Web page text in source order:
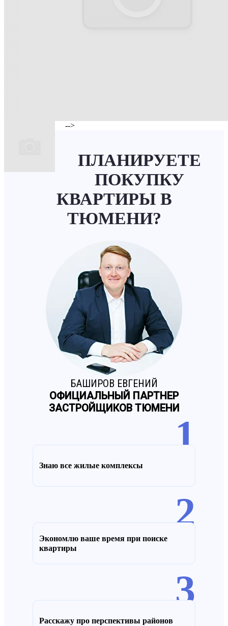
-->
ПЛАНИРУЕТЕ
ПОКУПКУ
КВАРТИРЫ В
ТЮМЕНИ?
1
Знаю все жилые комплексы
2
Экономлю ваше время при поиске
квартиры
3
Расскажу про перспективы районов
БАШИРОВ ЕВГЕНИЙ
ОФИЦИАЛЬНЫЙ ПАРТНЕР
ЗАСТРОЙЩИКОВ ТЮМЕНИ